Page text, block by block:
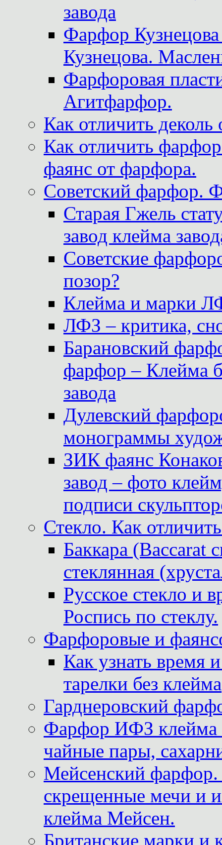
завода
Фарфор
Кузнецова.
Фарфоровая
Агитфарфор.
Как отличить
Как отличить
фаянс от фарфора.
Советский фарфор.
Старая Гжель
завод клейма
Советские
позор?
Клейма и марки
ЛФЗ – критика,
Барановский
фарфор – Клейма
завода
Дулевский
монограммы
ЗИК фаянс
завод – фото
подписи
Стекло. Как
Баккара (Baccarat
стеклянная
Русское стекло и
Роспись по стеклу.
Фарфоровые и
Как узнать время
тарелки без клейма
Гарднеровский
Фарфор ИФЗ клейма
чайные пары,
Мейсенский фарфор.
скрещенные мечи и
клейма Мейсен.
Британские марки и